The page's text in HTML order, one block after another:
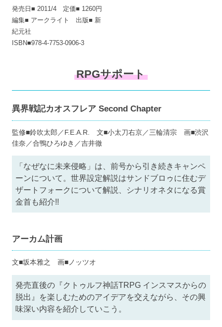
発売日■ 2011/4 定価■ 1260円
編集■ アークライト 出版■ 新
紀元社
ISBN■978-4-7753-0906-3
RPGサポート
異界戦記カオスフレア Second Chapter
監修■鈴吹太郎／F.E.A.R. 文■小太刀右京／三輪清宗 画■渋沢
佳奈／合鴨ひろゆき／吉井徹
「なぜなに未来侵略」は、前号から引き続きキャンペ
ーンについて。世界設定解説はサンドブロゥに住むデ
ザートフォークについて解説、シナリオネタになる賞
金首も紹介!!
アーカム計画
文■坂本雅之 画■ノッツオ
発売直後の『クトゥルフ神話TRPG インスマスからの
脱出』を楽しむためのアイデアを交えながら、その興
味深い内容を紹介していこう。